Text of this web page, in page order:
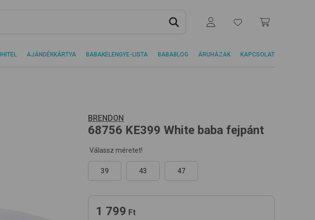
AJÁNDÉKKÁRTYA BABAKELENGYE-LISTA BABABLOG ÁRUHÁZAK KAPCSOLAT
BRENDON
68756 KE399 White baba fejpánt
Válassz méretet!
39 43 47
1 799 Ft